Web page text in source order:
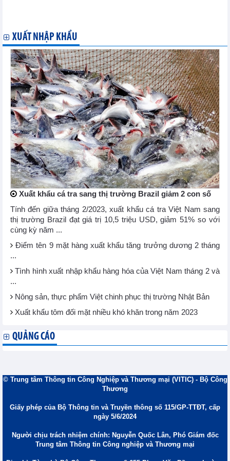
XUẤT NHẬP KHẨU
Xuất khẩu cá tra sang thị trường Brazil giảm 2 con số
Tính đến giữa tháng 2/2023, xuất khẩu cá tra Việt Nam sang
thị trường Brazil đạt giá trị 10,5 triệu USD, giảm 51% so với
cùng kỳ năm ...
Điểm tên 9 mặt hàng xuất khẩu tăng trưởng dương 2 tháng
...
Tình hình xuất nhập khẩu hàng hóa của Việt Nam tháng 2 và
...
Nông sản, thực phẩm Việt chinh phục thị trường Nhật Bản
Xuất khẩu tôm đối mặt nhiều khó khăn trong năm 2023
QUẢNG CÁO
© Trung tâm Thông tin Công Nghiệp và Thương mại (VITIC) - Bộ Công
Thương
Giấy phép của Bộ Thông tin và Truyền thông số 115/GP-TTĐT, cấp
ngày 5/6/2024
Người chịu trách nhiệm chính: Nguyễn Quốc Lân, Phó Giám đốc
Trung tâm Thông tin Công nghiệp và Thương mại